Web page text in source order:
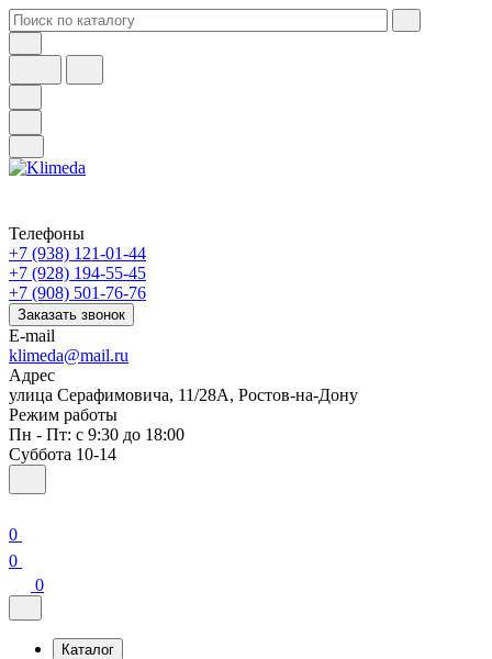
Телефоны
+7 (938) 121-01-44
+7 (928) 194-55-45
+7 (908) 501-76-76
Заказать звонок
E-mail
klimeda@mail.ru
Адрес
улица Серафимовича, 11/28А, Ростов-на-Дону
Режим работы
Пн - Пт: с 9:30 до 18:00
Суббота 10-14
0
0
0
Каталог